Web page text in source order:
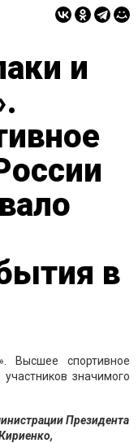
и
в
Президента